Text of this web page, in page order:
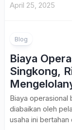
April 25, 2025
Blog
Biaya
Singkong,
Biaya operasional
diabaikan oleh
usaha ini